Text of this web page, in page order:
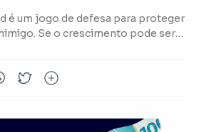
é um jogo de defesa para proteger
Se o crescimento pode ser
atualizações.